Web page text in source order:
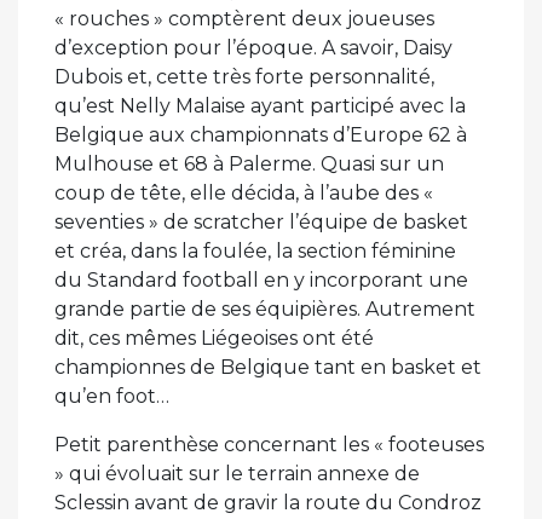
« rouches » comptèrent deux joueuses
d’exception pour l’époque. A savoir, Daisy
Dubois et, cette très forte personnalité,
qu’est Nelly Malaise ayant participé avec la
Belgique aux championnats d’Europe 62 à
Mulhouse et 68 à Palerme. Quasi sur un
coup de tête, elle décida, à l’aube des «
seventies » de scratcher l’équipe de basket
et créa, dans la foulée, la section féminine
du Standard football en y incorporant une
grande partie de ses équipières. Autrement
dit, ces mêmes Liégeoises ont été
championnes de Belgique tant en basket et
qu’en foot…
Petit parenthèse concernant les « footeuses
» qui évoluait sur le terrain annexe de
Sclessin avant de gravir la route du Condroz